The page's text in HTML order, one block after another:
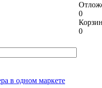
0
0